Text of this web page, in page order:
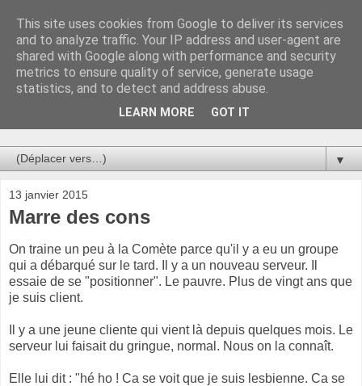
Au bistro !
La connerie étant le seul chemin susceptible de nous faire
entrevoir une parcelle de vérité, utilisons la par des moyens
de communication efficaces. Le temps qu'on remplisse nos
▼
13 janvier 2015
Marre des cons
On traine un peu à la Comète parce qu'il y a eu un groupe
qui a débarqué sur le tard. Il y a un nouveau serveur. Il
essaie de se "positionner". Le pauvre. Plus de vingt ans que
je suis client.
Il y a une jeune cliente qui vient là depuis quelques mois. Le
serveur lui faisait du gringue, normal. Nous on la connaît.
Elle lui dit : "hé ho ! Ca se voit que je suis lesbienne. Ca se
This site uses cookies from Google to deliver its services
and to analyze traffic. Your IP address and user-agent are
shared with Google along with performance and security
metrics to ensure quality of service, generate usage
statistics, and to detect and address abuse.
LEARN MORE GOT IT